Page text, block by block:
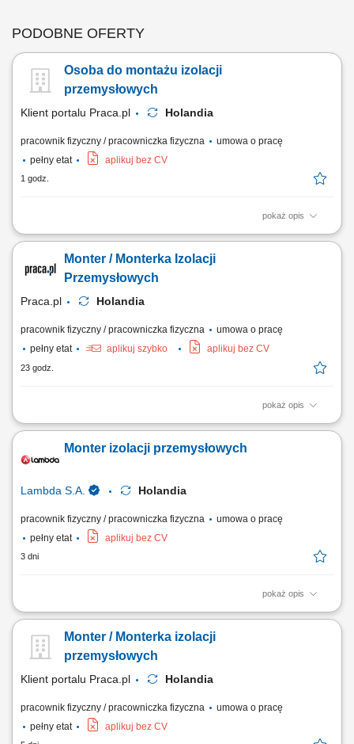
PODOBNE OFERTY
Osoba do montażu izolacji
przemysłowych
Klient portalu Praca.pl Holandia
pracownik fizyczny / pracowniczka fizyczna
umowa o pracę
pełny etat
aplikuj bez CV
1 godz.
pokaż opis
Obsługa procesów izolacyjnych (izolacje zimne) w sektorze
oraz infrastruktury zakładowej.
Monter / Monterka Izolacji
Przemysłowych
Praca.pl Holandia
pracownik fizyczny / pracowniczka fizyczna
umowa o pracę
pełny etat
aplikuj szybko aplikuj bez CV
23 godz.
pokaż opis
Opis stanowiska: Kompleksowy montaż oraz demontaż systemów
Prowadzenie prac instalacyjnych bezpośrednio na ciągach
rurociągowych, instalacjach technicznych oraz zbiornikach
Monter izolacji przemysłowych
Lambda S.A. Holandia
pracownik fizyczny / pracowniczka fizyczna
umowa o pracę
pełny etat
aplikuj bez CV
3 dni
pokaż opis
Twój zakres obowiązków: Demontaż i montaż izolacji zimnochronnej;
Monter / Monterka izolacji
przemysłowych
Klient portalu Praca.pl Holandia
pracownik fizyczny / pracowniczka fizyczna
umowa o pracę
pełny etat
aplikuj bez CV